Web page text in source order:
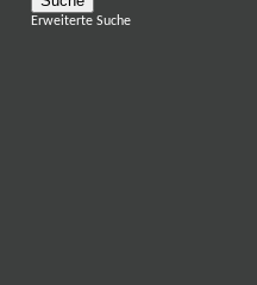
Erweiterte Suche